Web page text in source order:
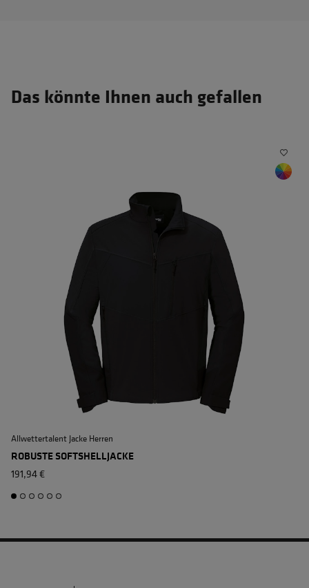
Das könnte Ihnen auch gefallen
Allwettertalent Jacke Herren
ROBUSTE SOFTSHELLJACKE
191,94 €